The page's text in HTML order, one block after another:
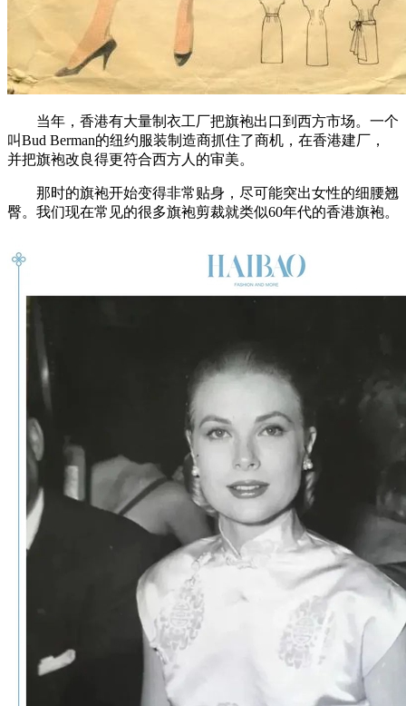
当年，香港有大量制衣工厂把旗袍出口到西方市场。一个
叫Bud Berman的纽约服装制造商抓住了商机，在香港建厂，
并把旗袍改良得更符合西方人的审美。
那时的旗袍开始变得非常贴身，尽可能突出女性的细腰翘
臀。我们现在常见的很多旗袍剪裁就类似60年代的香港旗袍。